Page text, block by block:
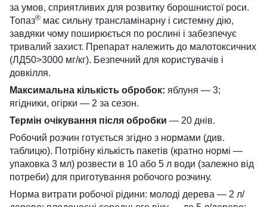
за умов, сприятливих для розвитку борошнистої роси.
Топаз® має сильну трансламінарну і системну дію,
завдяки чому поширюється по рослині і забезпечує
тривалий захист. Препарат належить до малотоксичних
(ЛД50>3000 мг/кг). Безпечний для користувачів і
довкілля.
Максимальна кількість обробок: яблуня — 3;
ягідники, огірки — 2 за сезон.
Термін очікування після обробки — 20 днів.
Робочий розчин готується згідно з нормами (див.
таблицю). Потрібну кількість пакетів (кратно нормі —
упаковка 3 мл) розвести в 10 або 5 л води (залежно від
потреби) для приготування робочого розчину.
Норма витрати робочої рідини: молоді дерева — 2 л/